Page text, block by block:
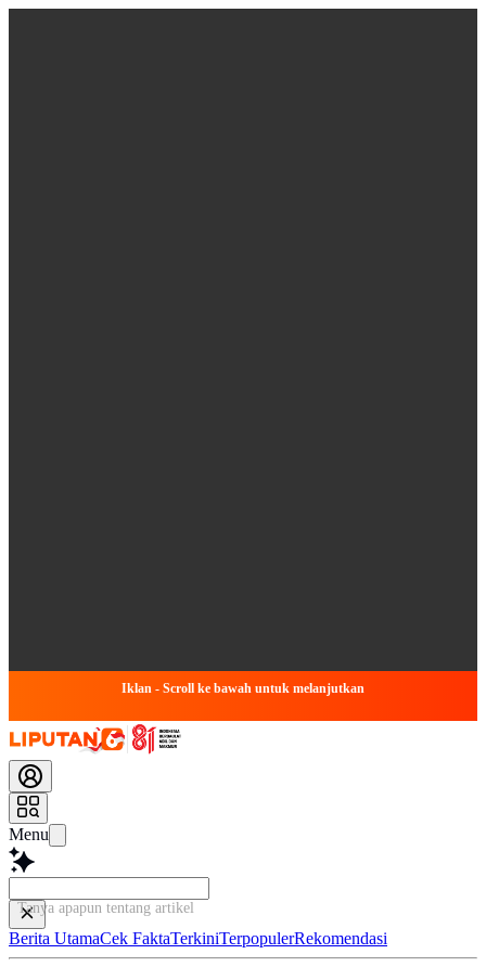
Iklan - Scroll ke bawah untuk melanjutkan
Menu
Tanya apapun tentang artikel ini...
Berita UtamaCek FaktaTerkiniTerpopulerRekomendasi